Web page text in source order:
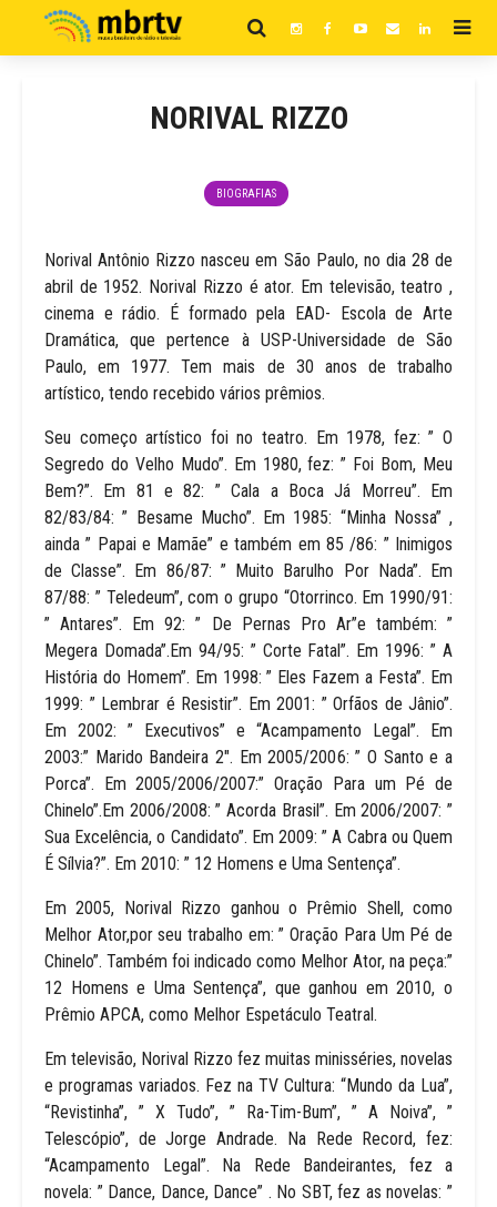
NORIVAL RIZZO
BIOGRAFIAS
Norival Antônio Rizzo nasceu em São Paulo, no dia 28 de
abril de 1952. Norival Rizzo é ator. Em televisão, teatro ,
cinema e rádio. É formado pela EAD- Escola de Arte
Dramática, que pertence à USP-Universidade de São
Paulo, em 1977. Tem mais de 30 anos de trabalho
artístico, tendo recebido vários prêmios.
Seu começo artístico foi no teatro. Em 1978, fez: ” O
Segredo do Velho Mudo”. Em 1980, fez: ” Foi Bom, Meu
Bem?”. Em 81 e 82: ” Cala a Boca Já Morreu”. Em
82/83/84: ” Besame Mucho”. Em 1985: “Minha Nossa” ,
ainda ” Papai e Mamãe” e também em 85 /86: ” Inimigos
de Classe”. Em 86/87: ” Muito Barulho Por Nada”. Em
87/88: ” Teledeum”, com o grupo “Otorrinco. Em 1990/91:
” Antares”. Em 92: ” De Pernas Pro Ar”e também: ”
Megera Domada”.Em 94/95: ” Corte Fatal”. Em 1996: ” A
História do Homem”. Em 1998: ” Eles Fazem a Festa”. Em
1999: ” Lembrar é Resistir”. Em 2001: ” Orfãos de Jânio”.
Em 2002: ” Executivos” e “Acampamento Legal”. Em
2003:” Marido Bandeira 2″. Em 2005/2006: ” O Santo e a
Porca”. Em 2005/2006/2007:” Oração Para um Pé de
Chinelo”.Em 2006/2008: ” Acorda Brasil”. Em 2006/2007: ”
Sua Excelência, o Candidato”. Em 2009: ” A Cabra ou Quem
É Sílvia?”. Em 2010: ” 12 Homens e Uma Sentença”.
Em 2005, Norival Rizzo ganhou o Prêmio Shell, como
Melhor Ator,por seu trabalho em: ” Oração Para Um Pé de
Chinelo”. Também foi indicado como Melhor Ator, na peça:”
12 Homens e Uma Sentença”, que ganhou em 2010, o
Prêmio APCA, como Melhor Espetáculo Teatral.
Em televisão, Norival Rizzo fez muitas minisséries, novelas
e programas variados. Fez na TV Cultura: “Mundo da Lua”,
“Revistinha”, ” X Tudo”, ” Ra-Tim-Bum”, ” A Noiva”, ”
Telescópio”, de Jorge Andrade. Na Rede Record, fez:
“Acampamento Legal”. Na Rede Bandeirantes, fez a
novela: ” Dance, Dance, Dance” . No SBT, fez as novelas: ”